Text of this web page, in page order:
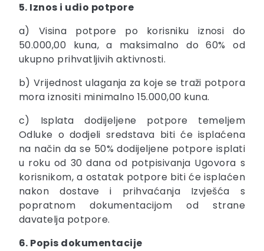
5. Iznos i udio potpore
a) Visina potpore po korisniku iznosi do
50.000,00 kuna, a maksimalno do 60% od
ukupno prihvatljivih aktivnosti.
b) Vrijednost ulaganja za koje se traži potpora
mora iznositi minimalno 15.000,00 kuna.
c) Isplata dodijeljene potpore temeljem
Odluke o dodjeli sredstava biti će isplaćena
na način da se 50% dodijeljene potpore isplati
u roku od 30 dana od potpisivanja Ugovora s
korisnikom, a ostatak potpore biti će isplaćen
nakon dostave i prihvaćanja Izvješća s
popratnom dokumentacijom od strane
davatelja potpore.
6. Popis dokumentacije